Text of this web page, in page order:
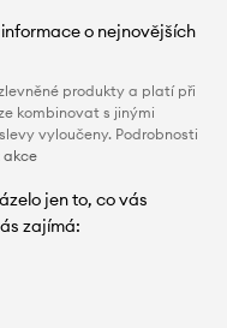
o nejnovějších
produkty a platí při
kombinovat s jinými
vyloučeny. Podrobnosti
akce
jen to, co vás
zajímá: